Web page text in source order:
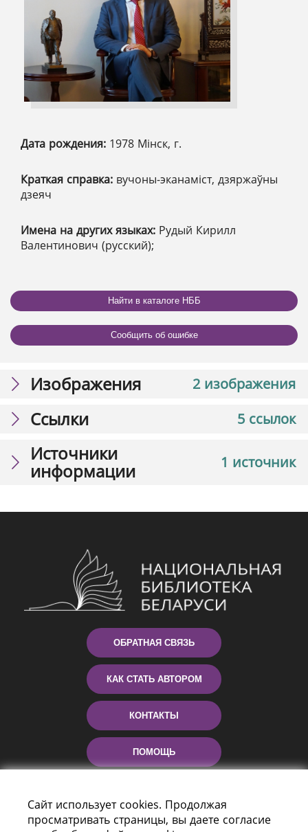
Дата рождения: 1978 Мінск, г.
Краткая справка: вучоны-эканаміст, дзяржаўны
дзеяч
Имена на других языках: Рудый Кирилл
Валентинович (русский);
Найти в каталоге НББ
Сообщить об ошибке
2 изображения
Изображения
5 ссылок
Ссылки
1 источник
Источники
информации
ОБРАТНАЯ СВЯЗЬ
КАК СТАТЬ АВТОРОМ
КОНТАКТЫ
ПОМОЩЬ
Сайт использует cookies. Продолжая
просматривать страницы, вы даете согласие